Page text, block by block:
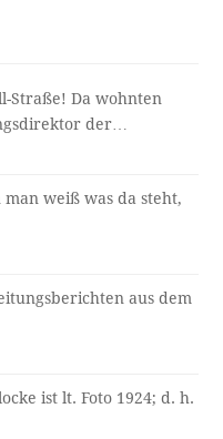
Straße! Da wohnten
der…
man weiß was da steht,
aus dem
ist lt. Foto 1924; d. h.